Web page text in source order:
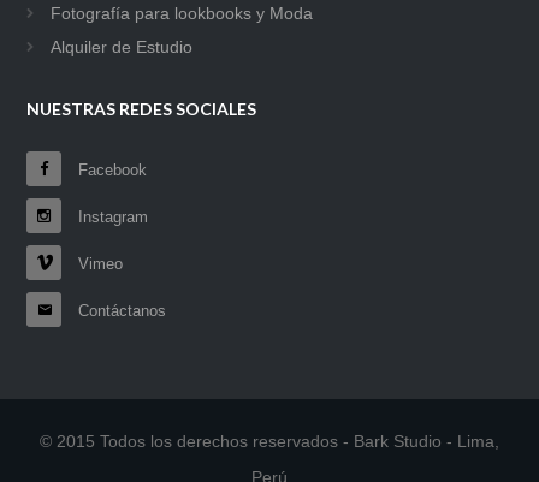
Fotografía para lookbooks y Moda
Alquiler de Estudio
NUESTRAS REDES SOCIALES
Facebook
Instagram
Vimeo
Contáctanos
© 2015 Todos los derechos reservados - Bark Studio - Lima,
Perú